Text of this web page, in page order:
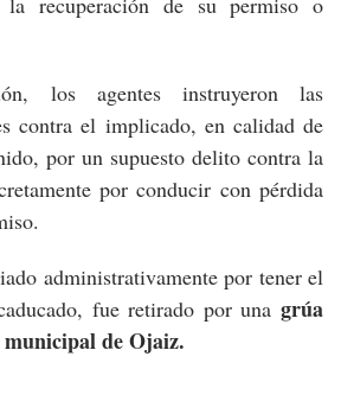
los agentes instruyeron las
contra el implicado, en calidad de
por un supuesto delito contra la
por conducir con pérdida
administrativamente por tener el
fue retirado por una grúa
de Ojaiz.